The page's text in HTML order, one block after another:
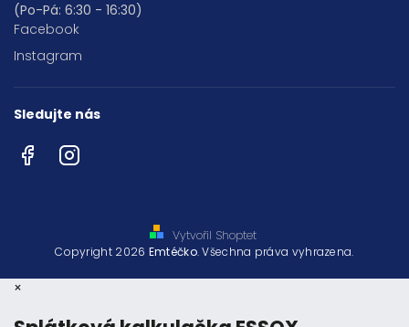
(Po-Pá: 6:30 - 16:30)
Facebook
Instagram
Sledujte nás
FacebookInstagram
Vytvořil Shoptet
Copyright 2026 Emtéčko. Všechna práva vyhrazena.
×